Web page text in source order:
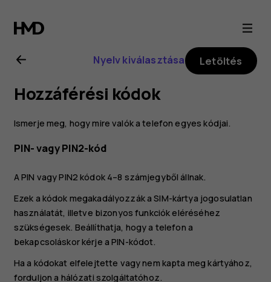
Nokia
G21
felhasználói
kézikönyv
Nyelv kiválasztása Letöltés
Hozzáférési kódok
Ismerje meg, hogy mire valók a telefon egyes kódjai.
PIN- vagy PIN2-kód
A PIN vagy PIN2 kódok 4–8 számjegyből állnak.
Ezek a kódok megakadályozzák a SIM-kártya jogosulatlan
használatát, illetve bizonyos funkciók eléréséhez
szükségesek. Beállíthatja, hogy a telefon a
bekapcsoláskor kérje a PIN-kódot.
Ha a kódokat elfelejtette vagy nem kapta meg kártyához,
forduljon a hálózati szolgáltatóhoz.